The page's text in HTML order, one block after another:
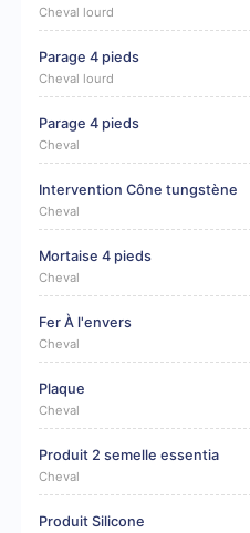
Cheval lourd
Parage 4 pieds
Cheval lourd
Parage 4 pieds
Cheval
Intervention Cône tungstène
Cheval
Mortaise 4 pieds
Cheval
Fer À l'envers
Cheval
Plaque
Cheval
Produit 2 semelle essentia
Cheval
Produit Silicone